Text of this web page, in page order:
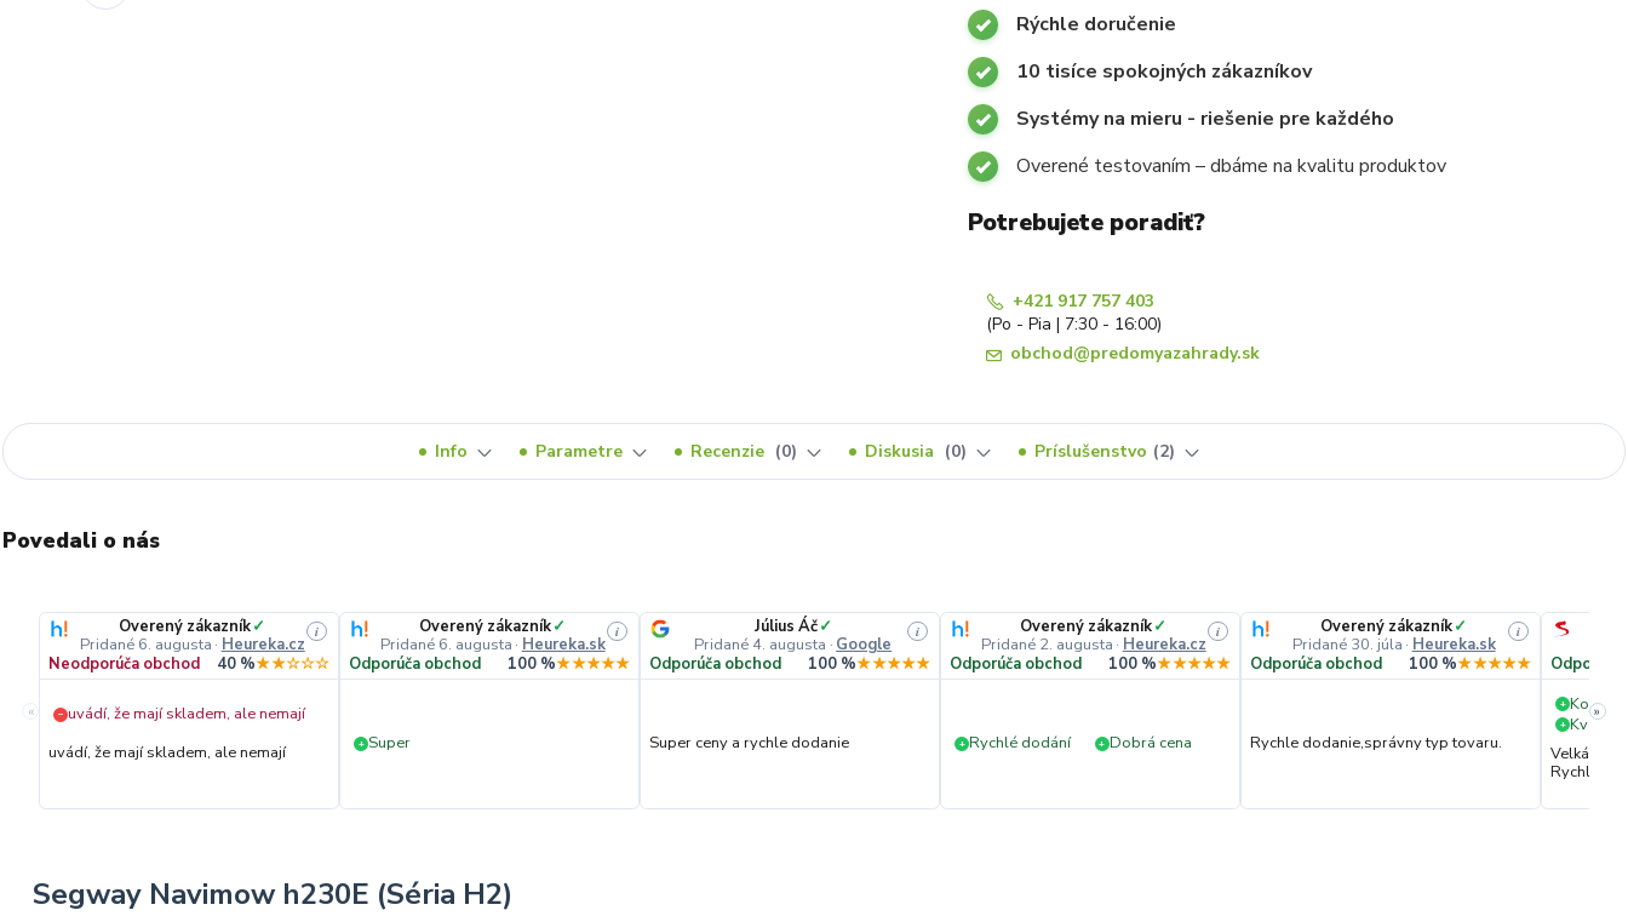
Rýchle doručenie
10 tisíce spokojných zákazníkov
Systémy na mieru - riešenie pre každého
Overené testovaním – dbáme na kvalitu produktov
Potrebujete poradiť?
+421 917 757 403
(Po - Pia | 7:30 - 16:00)
obchod@predomyazahrady.sk
Info Parametre Recenzie 0 Diskusia 0 Príslušenstvo 2
Povedali o nás
«
Overený zákazník✓
Pridané 6. augusta · Heureka.cz
i
Neodporúča obchod 40 %★★☆☆☆
− uvádí, že mají skladem, ale nemají
uvádí, že mají skladem, ale nemají
Overený zákazník✓
Pridané 6. augusta · Heureka.sk
i
Odporúča obchod 100 %★★★★★
+ Super
Július Áč✓
Pridané 4. augusta · Google
i
Odporúča obchod 100 %★★★★★
Super ceny a rychle dodanie
Overený zákazník✓
Pridané 2. augusta · Heureka.cz
i
Odporúča obchod 100 %★★★★★
+ Rychlé dodání + Dobrá cena
Overený zákazník✓
Pridané 30. júla · Heureka.sk
i
Odporúča obchod 100 %★★★★★
Rychle dodanie,správny typ tovaru.
+
+ Kvalita
Velká
Rychlé
»
Segway Navimow h230E (Séria H2)